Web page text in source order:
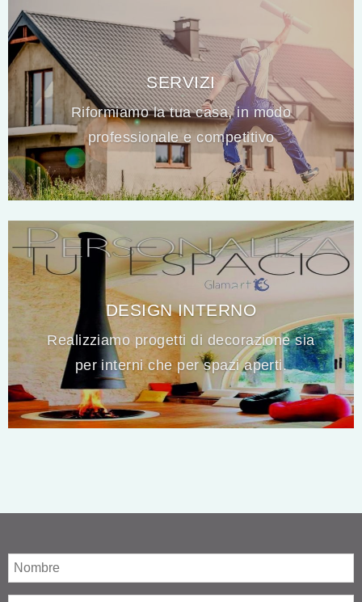
SERVIZI
Riformiamo la tua casa, in modo
professionale e competitivo
DESIGN INTERNO
Realizziamo progetti di decorazione sia
per interni che per spazi aperti.